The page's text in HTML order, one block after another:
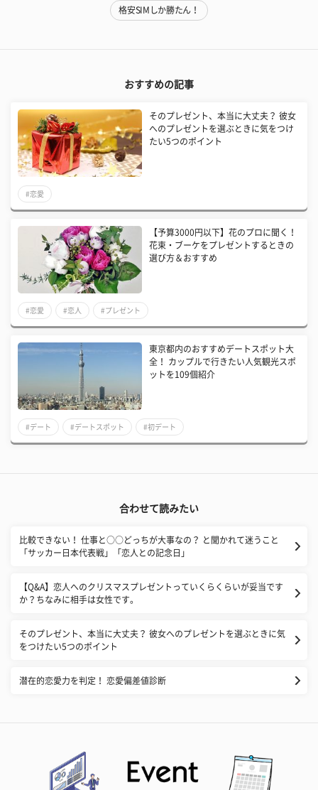
格安SIMしか勝たん！
おすすめの記事
そのプレゼント、本当に大丈夫？ 彼女
へのプレゼントを選ぶときに気をつけ
たい5つのポイント
#恋愛
【予算3000円以下】花のプロに聞く！
花束・ブーケをプレゼントするときの
選び方＆おすすめ
#恋愛 #恋人 #プレゼント
東京都内のおすすめデートスポット大
全！ カップルで行きたい人気観光スポ
ットを109個紹介
#デート #デートスポット #初デート
合わせて読みたい
比較できない！ 仕事と○○どっちが大事なの？ と聞かれて迷うこと
「サッカー日本代表戦」「恋人との記念日」
【Q&A】恋人へのクリスマスプレゼントっていくらくらいが妥当です
か？ちなみに相手は女性です。
そのプレゼント、本当に大丈夫？ 彼女へのプレゼントを選ぶときに気
をつけたい5つのポイント
潜在的恋愛力を判定！ 恋愛偏差値診断